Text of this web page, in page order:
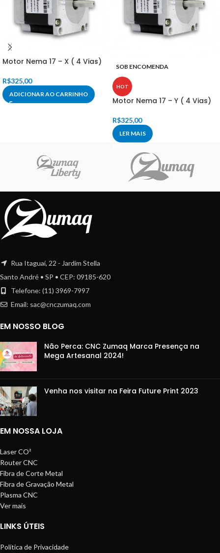
Motor Nema 17 – X ( 4 Vias)
R$325,00
ADICIONAR AO CARRINHO
SOB ENCOMENDA
HOT
Motor Nema 17 – Y ( 4 Vias)
R$325,00
LER MAIS
Rua Itaguaí, 22 - Jardim Stella
Santo André • SP • CEP: 09185-620
Telefone: (11) 3969-7997
Email: sac@cnczumaq.com
EM NOSSO BLOG
Não Perca: CNC Zumaq Marca Presença na
Mega Artesanal 2024!
Venha nos visitar na Feira Future Print 2023
EM NOSSA LOJA
Laser CO²
Router CNC
Fibra de Corte Metal
Fibra de Gravação Metal
Plasma CNC
Ver mais
LINKS ÚTEIS
Política de Privacidade